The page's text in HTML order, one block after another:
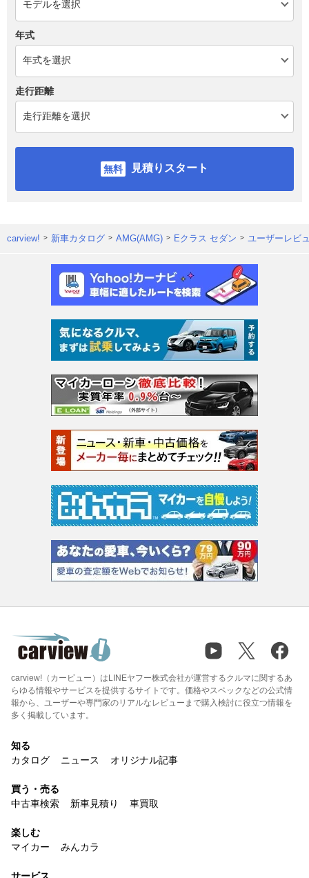
年式
走行距離
見積りスタート
carview! 新車カタログ AMG(AMG) Eクラス セダン ユーザーレビ
carview!（カービュー）はLINEヤフー株式会社が運営するクルマに関するあ
らゆる情報やサービスを提供するサイトです。価格やスペックなどの公式情
報から、ユーザーや専門家のリアルなレビューまで購入検討に役立つ情報を
多く掲載しています。
知る
カタログ
ニュース オリジナル記事
買う・売る
中古車検索
新車見積り 車買取
楽しむ
マイカー
みんカラ